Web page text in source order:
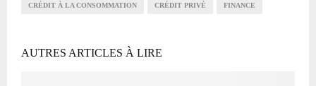
CRÉDIT À LA CONSOMMATION CRÉDIT PRIVÉ FINANCE
AUTRES ARTICLES À LIRE